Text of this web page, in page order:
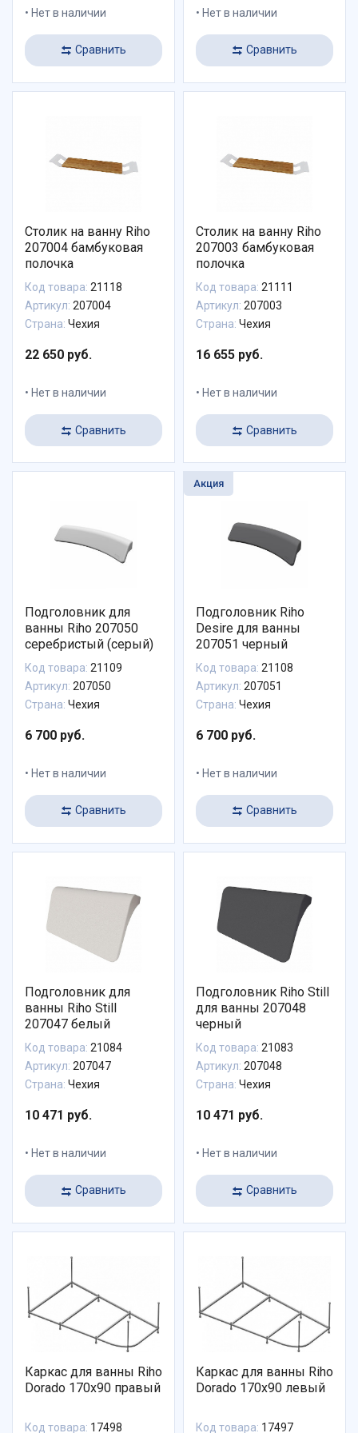
Нет в наличии
Сравнить
Нет в наличии
Сравнить
Столик на ванну Riho
207004 бамбуковая
полочка
Код товара: 21118
Артикул: 207004
Страна: Чехия
22 650 руб.
Нет в наличии
Сравнить
Столик на ванну Riho
207003 бамбуковая
полочка
Код товара: 21111
Артикул: 207003
Страна: Чехия
16 655 руб.
Нет в наличии
Сравнить
Подголовник для
ванны Riho 207050
серебристый (серый)
Код товара: 21109
Артикул: 207050
Страна: Чехия
6 700 руб.
Нет в наличии
Сравнить
Акция
Подголовник Riho
Desire для ванны
207051 черный
Код товара: 21108
Артикул: 207051
Страна: Чехия
6 700 руб.
Нет в наличии
Сравнить
Подголовник для
ванны Riho Still
207047 белый
Код товара: 21084
Артикул: 207047
Страна: Чехия
10 471 руб.
Нет в наличии
Сравнить
Подголовник Riho Still
для ванны 207048
черный
Код товара: 21083
Артикул: 207048
Страна: Чехия
10 471 руб.
Нет в наличии
Сравнить
Каркас для ванны Riho
Dorado 170x90 правый
Код товара: 17498
Каркас для ванны Riho
Dorado 170x90 левый
Код товара: 17497